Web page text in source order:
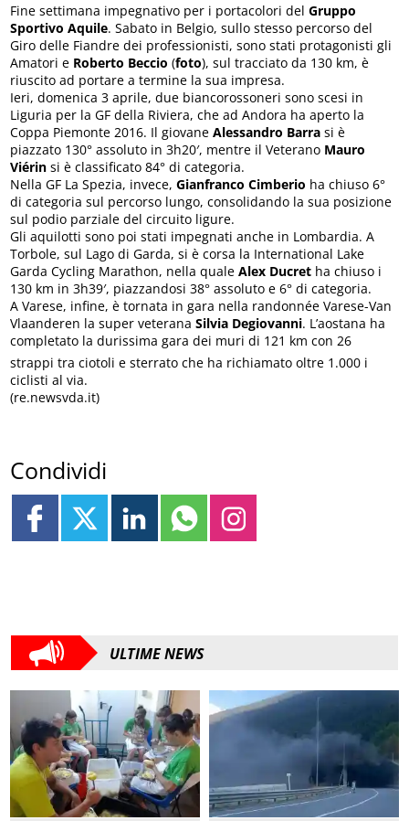
Fine settimana impegnativo per i portacolori delGruppo
Sportivo Aquile. Sabato in Belgio, sullo stesso percorso del
Giro delle Fiandre dei professionisti, sono stati protagonisti gli
Amatori e Roberto Beccio (foto), sul tracciato da 130 km, è
riuscito ad portare a termine la sua impresa.
Ieri, domenica 3 aprile, due biancorossoneri sono scesi in
Liguria per la GF della Riviera, che ad Andora ha aperto la
Coppa Piemonte 2016. Il giovaneAlessandro Barra si è
piazzato 130° assoluto in 3h20′, mentre il Veterano Mauro
Viérin si è classificato 84° di categoria.
Nella GF La Spezia, invece,Gianfranco Cimberio ha chiuso 6°
di categoria sul percorso lungo, consolidando la sua posizione
sul podio parziale del circuito ligure.
Gli aquilotti sono poi stati impegnati anche in Lombardia. A
Torbole, sul Lago di Garda, si è corsa la International Lake
Garda Cycling Marathon, nella qualeAlex Ducret ha chiuso i
130 km in 3h39′, piazzandosi 38° assoluto e 6° di categoria.
A Varese, infine, è tornata in gara nella randonnée Varese-Van
Vlaanderen la super veteranaSilvia Degiovanni. L’aostana ha
completato la durissima gara dei muri di 121 km con 26
strappi tra ciotoli e sterrato che ha richiamato oltre 1.000 i
ciclisti al via.
(re.newsvda.it)
Condividi
ULTIME NEWS